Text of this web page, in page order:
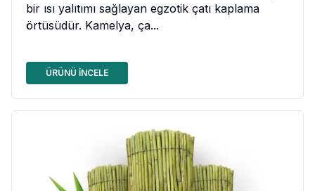
bir ısı yalıtımı sağlayan egzotik çatı kaplama
örtüsüdür. Kamelya, ça...
ÜRÜNÜ İNCELE